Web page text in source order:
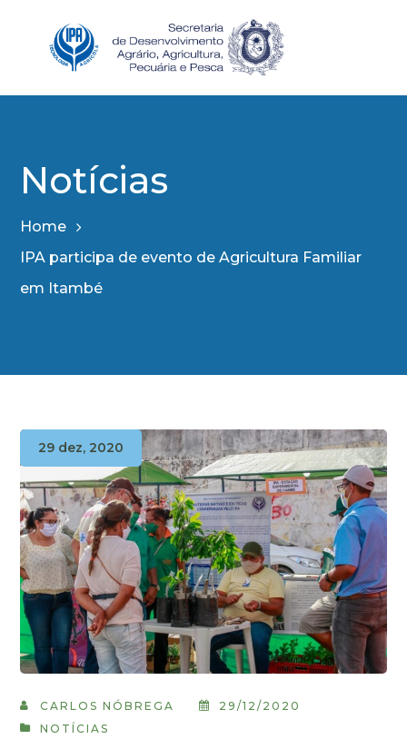
Notícias
Home
IPA participa de evento de Agricultura Familiar
em Itambé
29 dez, 2020
CARLOS NÓBREGA
29/12/2020
NOTÍCIAS